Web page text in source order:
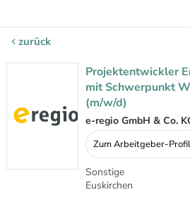
zurück
Projektentwickler
mit Schwerpunkt
(m/w/d)
e-regio GmbH & Co.
Zum Arbeitgeber-Profil
Sonstige
Euskirchen